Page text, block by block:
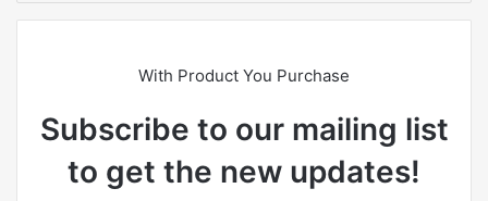
te
With Product You Purchase
Subscribe to our mailing list
to get the new updates!